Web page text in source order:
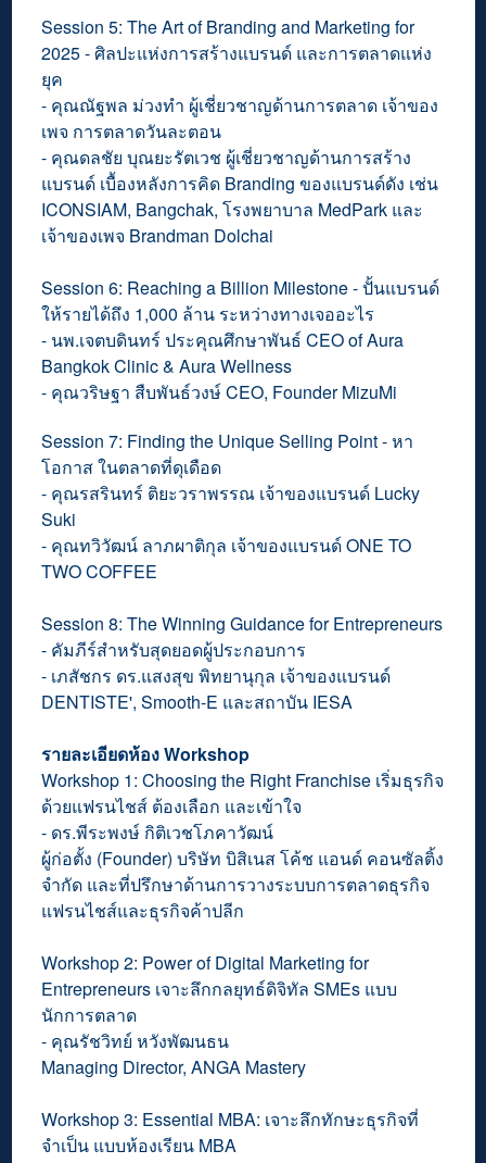
Session 5: The Art of Branding and Marketing for
2025 - ศิลปะแห่งการสร้างแบรนด์ และการตลาดแห่ง
ยุค
- คุณณัฐพล ม่วงทำ ผู้เชี่ยวชาญด้านการตลาด เจ้าของ
เพจ การตลาดวันละตอน
- คุณดลชัย บุณยะรัตเวช ผู้เชี่ยวชาญด้านการสร้าง
แบรนด์ เบื้องหลังการคิด Branding ของแบรนด์ดัง เช่น
ICONSIAM, Bangchak, โรงพยาบาล MedPark และ
เจ้าของเพจ Brandman Dolchai
Session 6: Reaching a Billion Milestone - ปั้นแบรนด์
ให้รายได้ถึง 1,000 ล้าน ระหว่างทางเจออะไร
- นพ.เจตบดินทร์ ประคุณศึกษาพันธ์ CEO of Aura
Bangkok Clinic & Aura Wellness
- คุณวริษฐา สืบพันธ์วงษ์ CEO, Founder MizuMi
Session 7: Finding the Unique Selling Point - หา
โอกาส ในตลาดที่ดุเดือด
- คุณรสรินทร์ ติยะวราพรรณ เจ้าของแบรนด์ Lucky
Suki
- คุณทวิวัฒน์ ลาภผาติกุล เจ้าของแบรนด์ ONE TO
TWO COFFEE
Session 8: The Winning Guidance for Entrepreneurs
- คัมภีร์สำหรับสุดยอดผู้ประกอบการ
- เภสัชกร ดร.แสงสุข พิทยานุกุล เจ้าของแบรนด์
DENTISTE', Smooth-E และสถาบัน IESA
รายละเอียดห้อง Workshop
Workshop 1: Choosing the Right Franchise เริ่มธุรกิจ
ด้วยแฟรนไชส์ ต้องเลือก และเข้าใจ
- ดร.พีระพงษ์ กิติเวชโภคาวัฒน์
ผู้ก่อตั้ง (Founder) บริษัท บิสิเนส โค้ช แอนด์ คอนซัลติ้ง
จำกัด และที่ปรึกษาด้านการวางระบบการตลาดธุรกิจ
แฟรนไชส์และธุรกิจค้าปลีก
Workshop 2: Power of Digital Marketing for
Entrepreneurs เจาะลึกกลยุทธ์ดิจิทัล SMEs แบบ
นักการตลาด
- คุณรัชวิทย์ หวังพัฒนธน
Managing Director, ANGA Mastery
Workshop 3: Essential MBA: เจาะลึกทักษะธุรกิจที่
จำเป็น แบบห้องเรียน MBA